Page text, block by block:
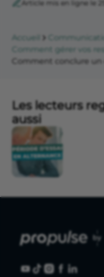
Article mis en ligne le 25
Accueil
Comment gérer vos
Comment conclure
Les lecteurs
aussi